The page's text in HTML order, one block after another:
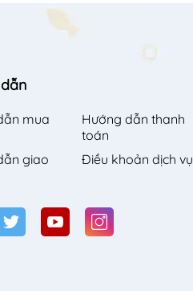
mua
Hướng dẫn thanh
toán
giao
Điều khoản dịch vụ